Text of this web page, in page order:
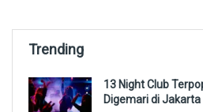
Trending
13 Night Club
Digemari di Jakarta